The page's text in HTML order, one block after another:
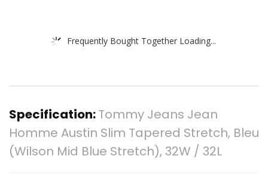
Frequently Bought Together Loading...
Specification:Tommy Jeans Jean
Homme Austin Slim Tapered Stretch, Bleu
(Wilson Mid Blue Stretch), 32W / 32L